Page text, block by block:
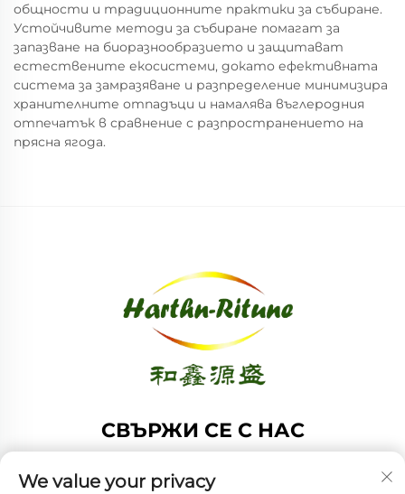
общности и традиционните практики за събиране.
Устойчивите методи за събиране помагат за
запазване на биоразнообразието и защитават
естествените екосистеми, докато ефективната
система за замразяване и разпределение минимизира
хранителните отпадъци и намалява въглеродния
отпечатък в сравнение с разпространението на
прясна ягода.
СВЪРЖИ СЕ С НАС
район, Циндао, Шандонг, Китай
We value your privacy